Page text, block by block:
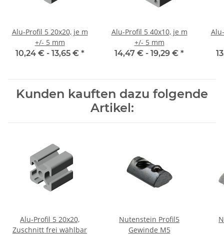
Alu-Profil 5 20x20, je m
+/- 5 mm
10,24 € - 13,65 € *
Alu-Profil 5 40x10, je m
+/- 5 mm
14,47 € - 19,29 € *
Kunden kauften dazu folgende
Artikel:
Alu-Profil 5 20x20,
Zuschnitt frei wählbar
Nutenstein Profil5
Gewinde M5